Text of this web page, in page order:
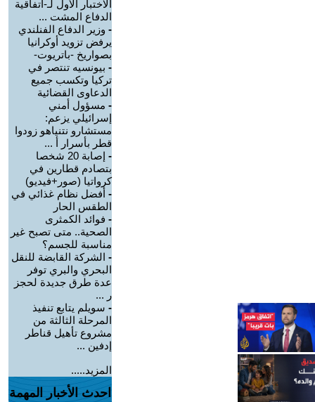
الاختبار الأول لـ-اتفاقية
الدفاع المشت ...
- وزير الدفاع الفنلندي
يرفض تزويد أوكرانيا
بصواريخ -باتريوت-
- بيونسيه تنتصر في
تركيا وتكسب جميع
الدعاوى القضائية
- مسؤول أمني
إسرائيلي يزعم:
مستشارو نتنياهو زودوا
قطر بأسرار أ ...
-
إصابة 20 شخصا
بتصادم قطارين في
كرواتيا (صور+فيديو)
- أفضل نظام غذائي في
الطقس الحار
- فوائد الكمثرى
الصحية.. متى تصبح غير
مناسبة للجسم؟
- الشركة القابضة للنقل
البحري والبري توفر
عدة طرق جديدة لحجز
ر ...
- سويلم يتابع تنفيذ
المرحلة الثالثة من
مشروع تأهيل قناطر
إدفين ...
المزيد.....
احدث الأخبار المهمة